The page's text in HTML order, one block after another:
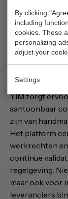
By clicking
including
cookies. These
personalizing
adjust your
Settings
slechts een
de focus
continu
organisaties
Wav.
YIM zorgt
aantoonbaar
zijn van
Het platform
werkrechten
continue
regelgeving.
maar ook voor
leveranciers